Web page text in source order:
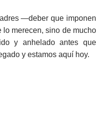
—deber que imponen
merecen, sino de mucho
y anhelado antes que
y estamos aquí hoy.